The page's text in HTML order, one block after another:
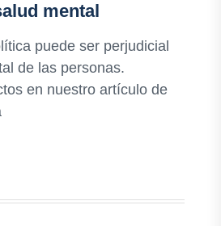
mental
puede ser perjudicial
de las personas.
en nuestro artículo de